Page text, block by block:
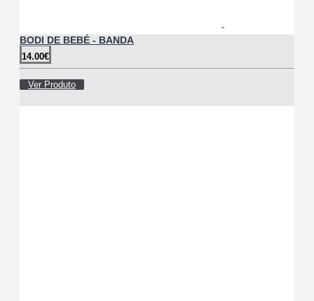
BODI DE BEBÉ - BANDA
14.00€
Ver Produto